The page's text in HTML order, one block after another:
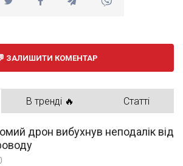
ЗАЛИШИТИ КОМЕНТАР
В тренді 🔥 Статті
дрон вибухнув неподалік від